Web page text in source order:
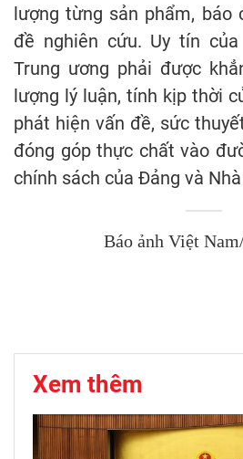
lượng từng sản phẩm, báo
đề nghiên cứu. Uy tín
Trung ương phải được
lượng lý luận, tính kịp thời
phát hiện vấn đề, sức
đóng góp thực chất vào
chính sách của Đảng và
Báo ảnh Việt
Xem thêm